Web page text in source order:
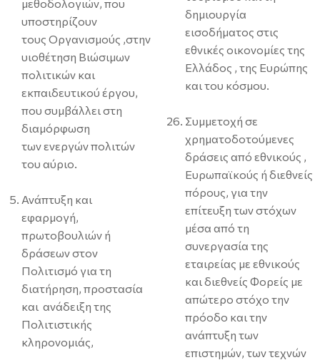
μεθοδολογιών, που
υποστηρίζουν
τους Οργανισμούς ,στην
υιοθέτηση Βιώσιμων
πολιτικών και
εκπαιδευτικού έργου,
που συμβάλλει στη
διαμόρφωση
των ενεργών πολιτών
του αύριο.
Ανάπτυξη και
εφαρμογή,
πρωτοβουλιών ή
δράσεων στον
Πολιτισμό για τη
διατήρηση, προστασία
και ανάδειξη της
Πολιτιστικής
κληρονομιάς,
δημιουργία
εισοδήματος στις
εθνικές οικονομίες της
Ελλάδος , της Ευρώπης
και του κόσμου.
Συμμετοχή σε
χρηματοδοτούμενες
δράσεις από εθνικούς ,
Ευρωπαϊκούς ή διεθνείς
πόρους, για την
επίτευξη των στόχων
μέσα από τη
συνεργασία της
εταιρείας με εθνικούς
και διεθνείς Φορείς με
απώτερο στόχο την
πρόοδο και την
ανάπτυξη των
επιστημών, των τεχνών